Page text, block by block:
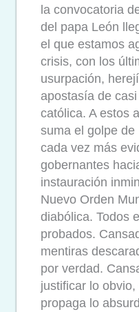
la convocatoria
del papa León
el que estamos
crisis, con los
usurpación,
apostasía de
católica. A estos
suma el golpe de
cada vez más
gobernantes
instauración
Nuevo Orden
diabólica. Todos
probados.
mentiras
por verdad.
justificar lo
propaga lo